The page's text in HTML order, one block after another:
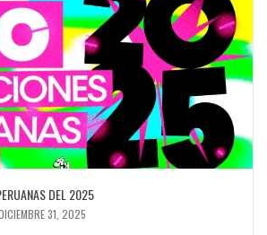
DEL 2025
31, 2025